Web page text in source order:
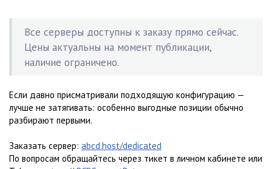
Все серверы доступны к заказу прямо сейчас.
Цены актуальны на момент публикации,
наличие ограничено.
Если давно присматривали подходящую конфигурацию —
лучше не затягивать: особенно выгодные позиции обычно
разбирают первыми.
Заказать сервер: abcd.host/dedicated
По вопросам обращайтесь через тикет в личном кабинете или